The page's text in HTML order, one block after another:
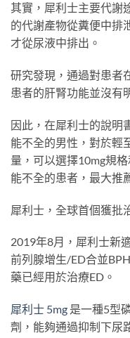
其實，犀利士主要代謝
的代謝產物從糞便中排
才從尿液中排出。
研究發現，通過對患者
患者的肝腎功能並沒有
因此，在犀利士的說明
能不全的男性，對於輕
量，可以選擇10mg規
能不全的患者，最大推
犀利士，全球首個獲批
2019年8月，犀利士新
前列腺增生/ED合並
藥已經用於治療ED。
犀利士 5mg 是一種5型
劑，能夠通過抑制下尿